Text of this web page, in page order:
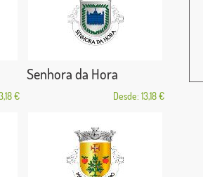
€
Senhora da Hora
Desde: 13,18 €